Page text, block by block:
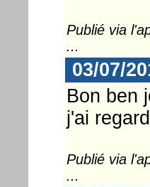
Publié via
...
03/07/
Bon ben
j'ai
Publié via
...